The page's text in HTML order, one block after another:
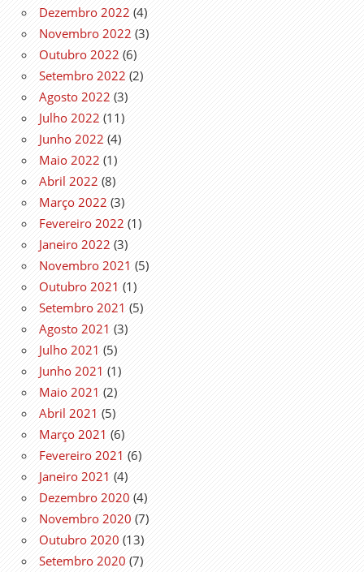
Dezembro 2022 (4)
Novembro 2022 (3)
Outubro 2022 (6)
Setembro 2022 (2)
Agosto 2022 (3)
Julho 2022 (11)
Junho 2022 (4)
Maio 2022 (1)
Abril 2022 (8)
Março 2022 (3)
Fevereiro 2022 (1)
Janeiro 2022 (3)
Novembro 2021 (5)
Outubro 2021 (1)
Setembro 2021 (5)
Agosto 2021 (3)
Julho 2021 (5)
Junho 2021 (1)
Maio 2021 (2)
Abril 2021 (5)
Março 2021 (6)
Fevereiro 2021 (6)
Janeiro 2021 (4)
Dezembro 2020 (4)
Novembro 2020 (7)
Outubro 2020 (13)
Setembro 2020 (7)